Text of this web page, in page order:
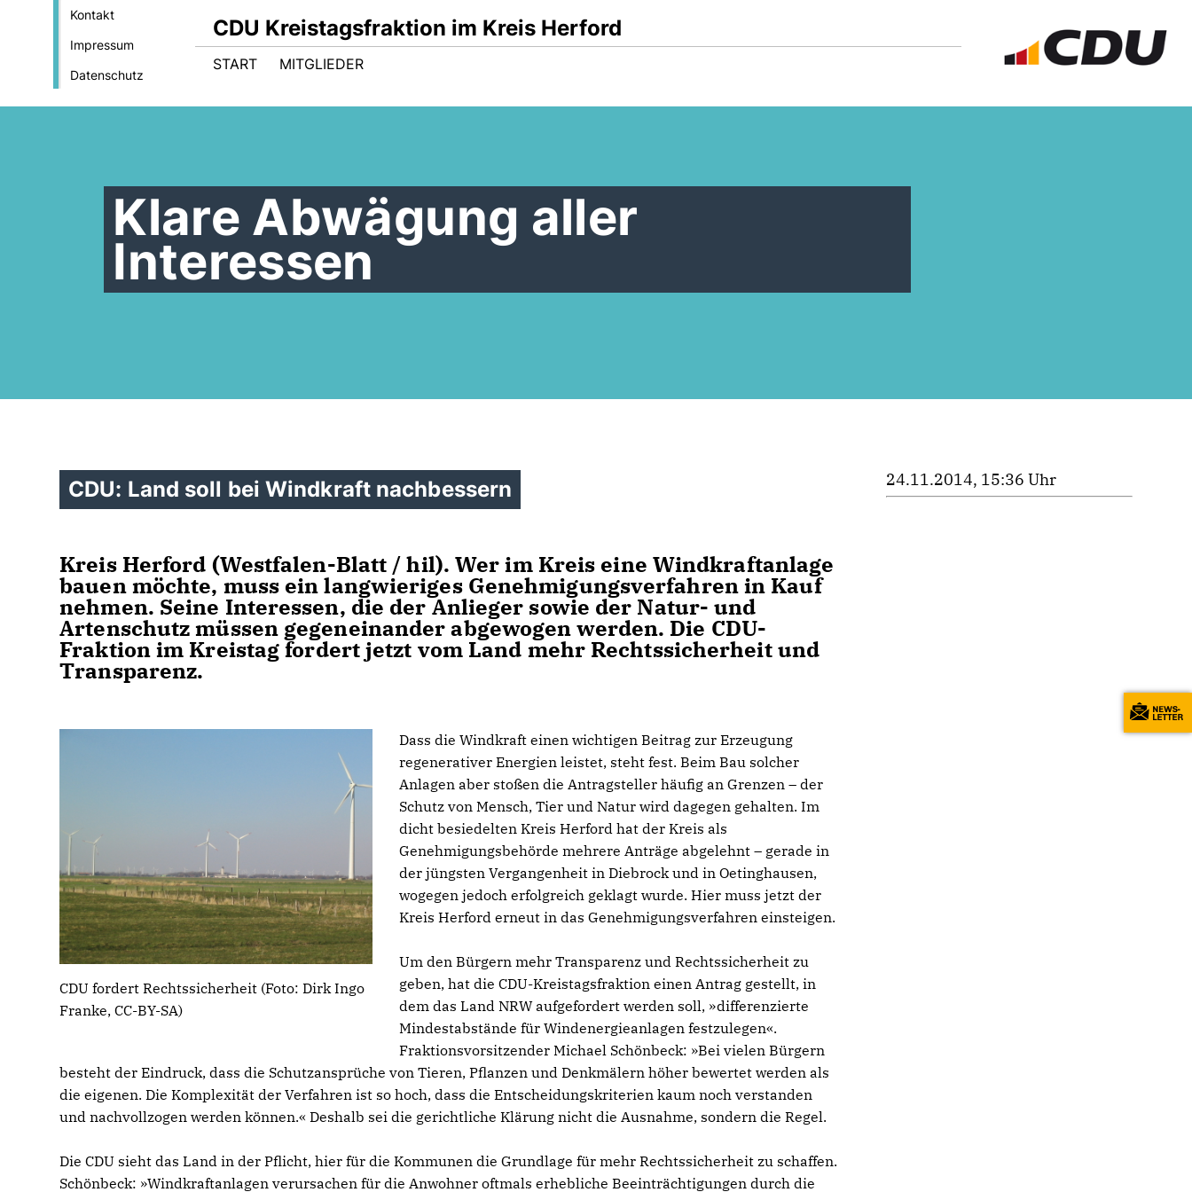
Kontakt
Impressum
Datenschutz
CDU Kreistagsfraktion im Kreis Herford
START MITGLIEDER
Klare Abwägung aller
Interessen
CDU: Land soll bei Windkraft nachbessern
Kreis Herford (Westfalen-Blatt / hil). Wer im Kreis eine Windkraftanlage
bauen möchte, muss ein langwieriges Genehmigungsverfahren in Kauf
nehmen. Seine Interessen, die der Anlieger sowie der Natur- und
Artenschutz müssen gegeneinander abgewogen werden. Die CDU-
Fraktion im Kreistag fordert jetzt vom Land mehr Rechtssicherheit und
Transparenz.
CDU fordert Rechtssicherheit (Foto: Dirk Ingo
Franke, CC-BY-SA)
Dass die Windkraft einen wichtigen Beitrag zur Erzeugung
regenerativer Energien leistet, steht fest. Beim Bau solcher
Anlagen aber stoßen die Antragsteller häufig an Grenzen – der
Schutz von Mensch, Tier und Natur wird dagegen gehalten. Im
dicht besiedelten Kreis Herford hat der Kreis als
Genehmigungsbehörde mehrere Anträge abgelehnt – gerade in
der jüngsten Vergangenheit in Diebrock und in Oetinghausen,
wogegen jedoch erfolgreich geklagt wurde. Hier muss jetzt der
Kreis Herford erneut in das Genehmigungsverfahren einsteigen.
Um den Bürgern mehr Transparenz und Rechtssicherheit zu
geben, hat die CDU-Kreistagsfraktion einen Antrag gestellt, in
dem das Land NRW aufgefordert werden soll, »differenzierte
Mindestabstände für Windenergieanlagen festzulegen«.
Fraktionsvorsitzender Michael Schönbeck: »Bei vielen Bürgern
besteht der Eindruck, dass die Schutzansprüche von Tieren, Pflanzen und Denkmälern höher bewertet werden als
die eigenen. Die Komplexität der Verfahren ist so hoch, dass die Entscheidungskriterien kaum noch verstanden
und nachvollzogen werden können.« Deshalb sei die gerichtliche Klärung nicht die Ausnahme, sondern die Regel.
Die CDU sieht das Land in der Pflicht, hier für die Kommunen die Grundlage für mehr Rechtssicherheit zu schaffen.
Schönbeck: »Windkraftanlagen verursachen für die Anwohner oftmals erhebliche Beeinträchtigungen durch die
24.11.2014, 15:36 Uhr